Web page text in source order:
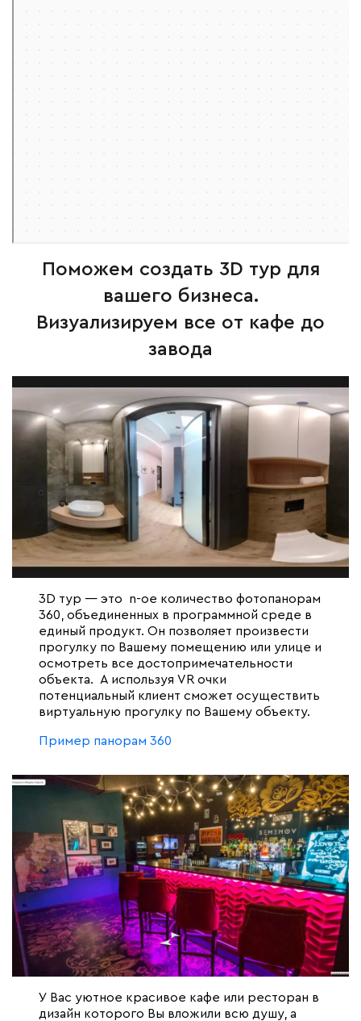
Поможем создать 3D тур для
вашего бизнеса.
Визуализируем все от кафе до
завода
3D тур — это n-ое количество фотопанорам
360, объединенных в программной среде в
единый продукт. Он позволяет произвести
прогулку по Вашему помещению или улице и
осмотреть все достопримечательности
объекта. А используя VR очки
потенциальный клиент сможет осуществить
виртуальную прогулку по Вашему объекту.
Пример панорам 360
У Вас уютное красивое кафе или ресторан в
дизайн которого Вы вложили всю душу, а